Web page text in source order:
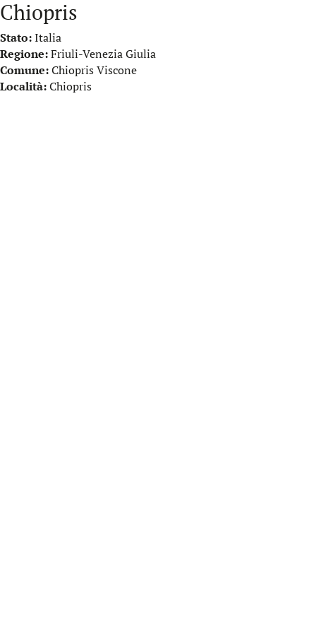
Chiopris
Stato:Italia
Regione:Friuli-Venezia Giulia
Comune:Chiopris Viscone
Località:Chiopris